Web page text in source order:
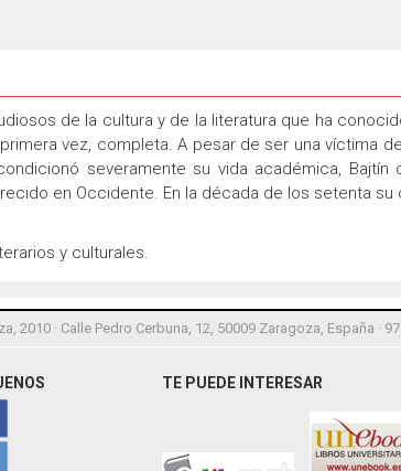
de la cultura y de la literatura que ha
vez, completa. A pesar de ser una víctima
severamente su vida académica,
en Occidente. En la década de los setenta
y culturales.
· Calle Pedro Cerbuna, 12, 50009 Zaragoza, España ·
TE PUEDE INTERESAR